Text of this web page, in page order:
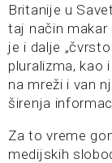
Britanije u
taj način makar
je i dalje
pluralizma, kao
na mreži i van
širenja
Za to vreme
medijskih